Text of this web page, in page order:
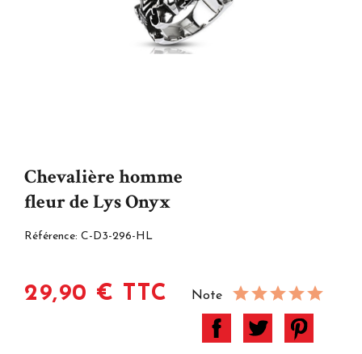
Chevalière homme
fleur de Lys Onyx
Référence: C-D3-296-HL
29,90 € TTC Note